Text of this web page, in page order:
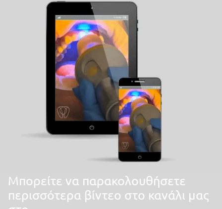
Mπορείτε να παρακολουθήσετε
περισσότερα βίντεο στο κανάλι μας